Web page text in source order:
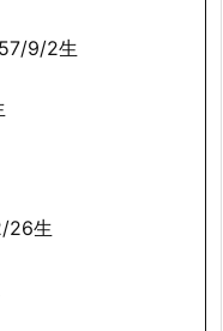
9/2生
26生